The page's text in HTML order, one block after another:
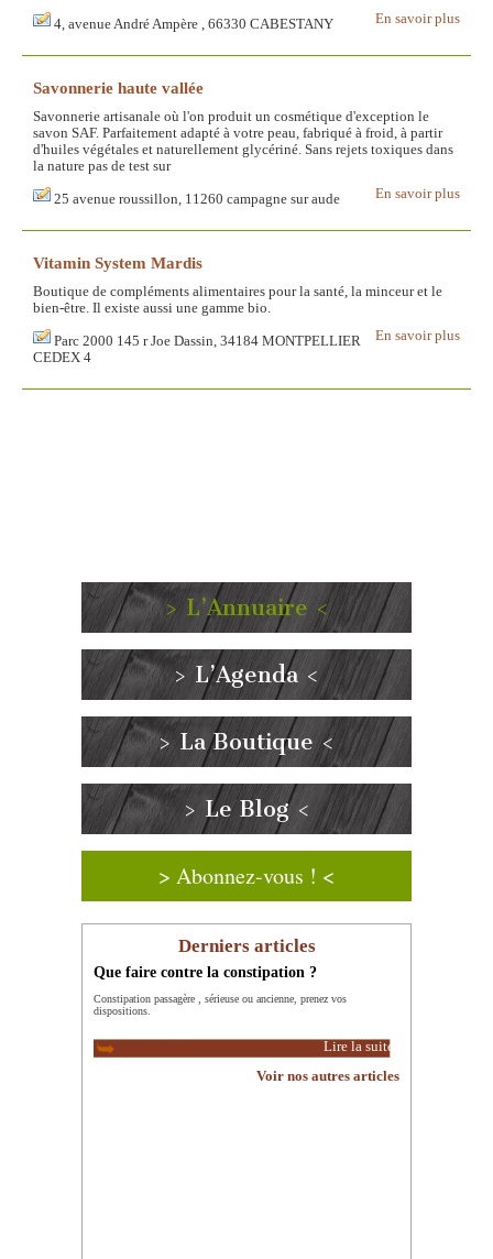
En savoir plus
4, avenue André Ampère , 66330 CABESTANY
Savonnerie haute vallée
Savonnerie artisanale où l'on produit un cosmétique d'exception le
savon SAF. Parfaitement adapté à votre peau, fabriqué à froid, à partir
d'huiles végétales et naturellement glycériné. Sans rejets toxiques dans
la nature pas de test sur
En savoir plus
25 avenue roussillon, 11260 campagne sur aude
Vitamin System Mardis
Boutique de compléments alimentaires pour la santé, la minceur et le
bien-être. Il existe aussi une gamme bio.
En savoir plus
Parc 2000 145 r Joe Dassin, 34184 MONTPELLIER
CEDEX 4
> L’Annuaire <
> L’Agenda <
> La Boutique <
> Le Blog <
> Abonnez-vous ! <
Derniers articles
Que faire contre la constipation ?
Constipation passagère , sérieuse ou ancienne, prenez vos
dispositions.
Lire la suite
Voir nos autres articles